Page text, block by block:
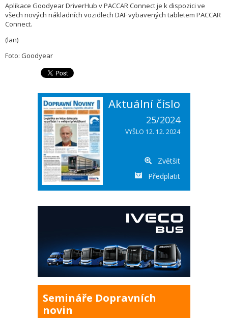
Aplikace Goodyear DriverHub v PACCAR Connect je k dispozici ve
všech nových nákladních vozidlech DAF vybavených tabletem PACCAR
Connect.
(lan)
Foto: Goodyear
Aktuální číslo
25/2024
VYŠLO 12. 12. 2024
Zvětšit
Předplatit
Semináře Dopravních
novin